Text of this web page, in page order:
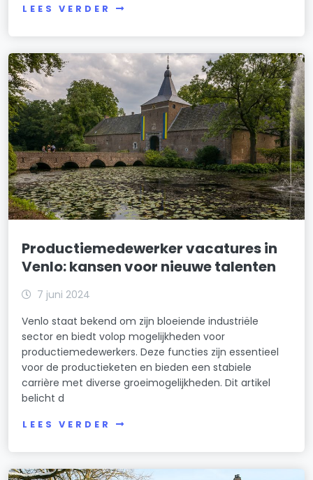
LEES VERDER
Productiemedewerker vacatures in
Venlo: kansen voor nieuwe talenten
7 juni 2024
Venlo staat bekend om zijn bloeiende industriële
sector en biedt volop mogelijkheden voor
productiemedewerkers. Deze functies zijn essentieel
voor de productieketen en bieden een stabiele
carrière met diverse groeimogelijkheden. Dit artikel
belicht d
LEES VERDER